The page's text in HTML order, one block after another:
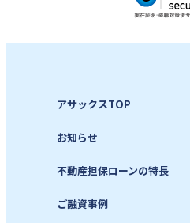
アサックスTOP
お知らせ
不動産担保ローンの特長
ご融資事例